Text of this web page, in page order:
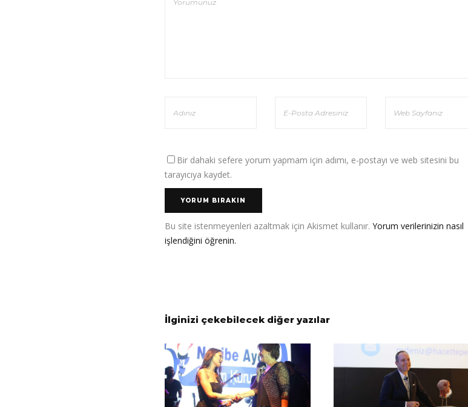
Bir dahaki sefere yorum yapmam için adımı, e-postayı ve web sitesini bu
tarayıcıya kaydet.
Bu site istenmeyenleri azaltmak için Akismet kullanır. Yorum verilerinizin nasıl
işlendiğini öğrenin.
İlginizi çekebilecek diğer yazılar